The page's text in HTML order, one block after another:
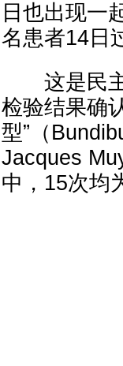
日也出现一
名患者14日
这是民主
检验结果确
型”（
Jacques
中，15次均